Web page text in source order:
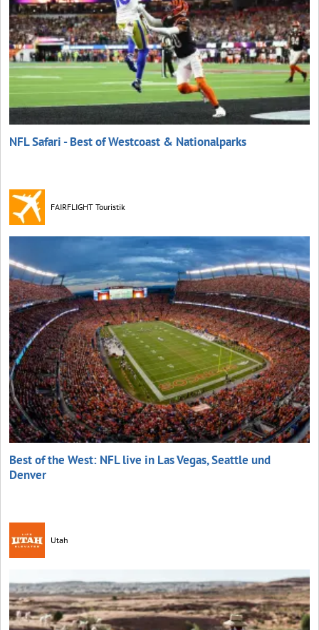
NFL Safari - Best of Westcoast & Nationalparks
FAIRFLIGHT Touristik
Best of the West: NFL live in Las Vegas, Seattle und
Denver
Utah